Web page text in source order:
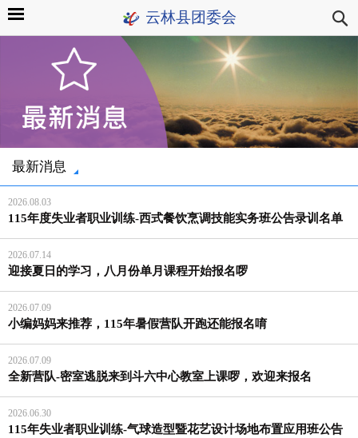
云林县团委会
最新消息
2026.08.03
115年度失业者职业训练-西式餐饮烹调技能实务班公告录训名单
2026.07.14
迎接夏日的学习，八月份单月课程开始报名啰
2026.07.09
小编妈妈来推荐，115年暑假营队开跑还能报名唷
2026.07.09
全新营队-密室逃脱来到斗六中心教室上课啰，欢迎来报名
2026.06.30
115年失业者职业训练-气球造型暨花艺设计场地布置应用班公告